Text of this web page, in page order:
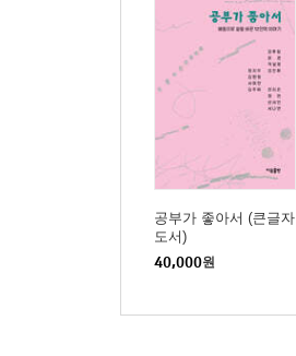
공부가 좋아서 (큰글자
도서)
40,000원